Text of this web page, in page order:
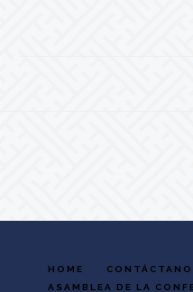
HOME
ASAMBLEA DE LA